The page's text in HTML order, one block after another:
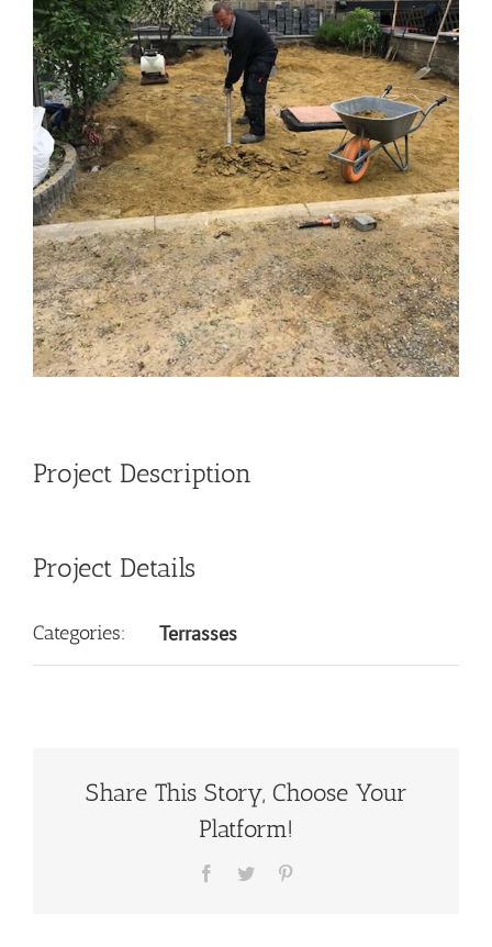
Project Description
Project Details
Categories: Terrasses
Share This Story, Choose Your
Platform!
Facebook
Twitter